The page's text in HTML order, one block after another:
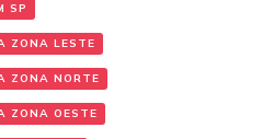
SP
ZONA LESTE
ZONA NORTE
ZONA OESTE